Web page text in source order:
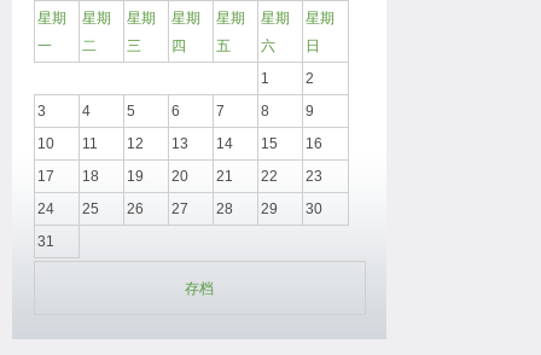
星期
一
星期
二
星期
三
星期
四
星期
五
星期
六
星期
日
1
2
3
4 5 6 7 8
9
10
11 12 13 14 15
16
17
18 19 20 21 22
23
24
25 26 27 28 29
30
31
存档